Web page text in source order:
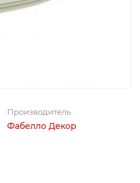
Производитель
Фабелло Декор